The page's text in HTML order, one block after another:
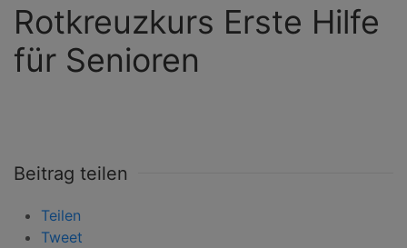
Rotkreuzkurs Erste Hilfe
für Senioren
Beitrag teilen
Teilen
Tweet